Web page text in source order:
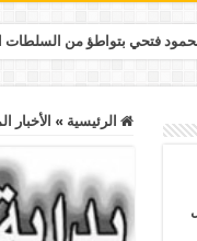
فتحي بتواطؤ من السلطات
الرئيسية » الأخبار